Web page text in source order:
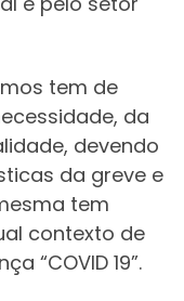
tem de
da
devendo
da greve e
tem
contexto de
“COVID 19”.